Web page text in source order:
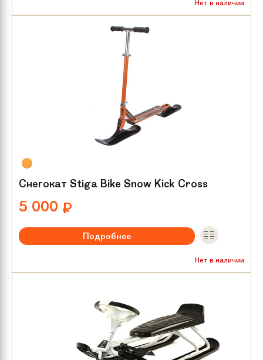
Нет в наличии
Снегокат Stiga Bike Snow Kick Cross
5 000 ₽
Подробнее
Нет в наличии